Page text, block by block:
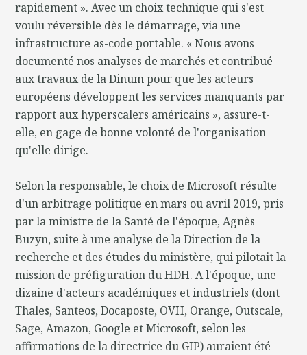
rapidement ». Avec un choix technique qui s'est
voulu réversible dès le démarrage, via une
infrastructure as-code portable. « Nous avons
documenté nos analyses de marchés et contribué
aux travaux de la Dinum pour que les acteurs
européens développent les services manquants par
rapport aux hyperscalers américains », assure-t-
elle, en gage de bonne volonté de l'organisation
qu'elle dirige.
Selon la responsable, le choix de Microsoft résulte
d'un arbitrage politique en mars ou avril 2019, pris
par la ministre de la Santé de l'époque, Agnès
Buzyn, suite à une analyse de la Direction de la
recherche et des études du ministère, qui pilotait la
mission de préfiguration du HDH. A l'époque, une
dizaine d'acteurs académiques et industriels (dont
Thales, Santeos, Docaposte, OVH, Orange, Outscale,
Sage, Amazon, Google et Microsoft, selon les
affirmations de la directrice du GIP) auraient été